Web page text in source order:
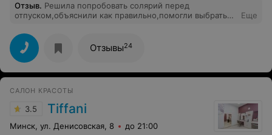
Отзыв. Решила попробовать солярий перед
отпуском,объяснили как правильно,помогли выбрать
Еще
Отзывы24
САЛОН КРАСОТЫ
3.5 Tiffani
Минск, ул. Денисовская, 8 до 21:00